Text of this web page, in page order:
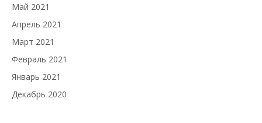
Май 2021
Апрель 2021
Март 2021
Февраль 2021
Январь 2021
Декабрь 2020